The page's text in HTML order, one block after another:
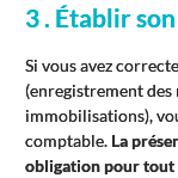
3 . Établir
Si vous avez
(enregistrement des
immobilisations),
comptable. La
obligation pour tout